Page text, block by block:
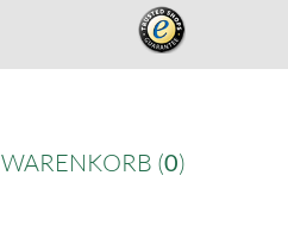
WARENKORB (0)